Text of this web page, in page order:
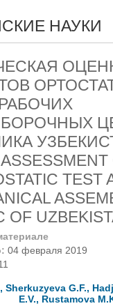
НАУКИ
TEST
OF
04 февраля 2019
Sherkuzyeva G.F.,
E.V., Rustamova